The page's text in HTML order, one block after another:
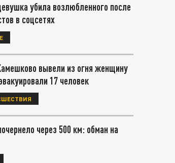
убила возлюбленного после
в соцсетях
вывели из огня женщину
17 человек
через 500 км: обман на